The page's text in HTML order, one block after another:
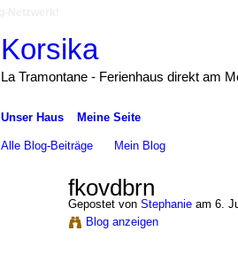
Korsika
La Tramontane - Ferienhaus direkt am
Unser Haus Meine Seite
Alle Blog-Beiträge Mein Blog
fkovdbrn
Gepostet von Stephanieam 6.
Blog anzeigen